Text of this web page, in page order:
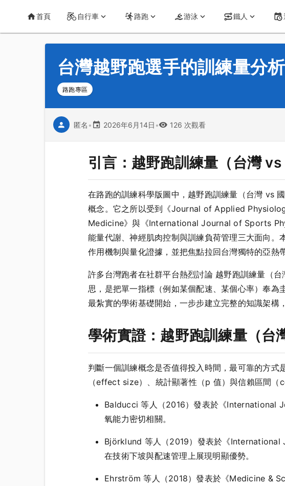
CT Yeh 公路車基地
首頁 自行車 路跑 游泳 鐵人
運動知識 詳情
台灣越野跑選手的訓練量分
路跑專區
匿名 • 2026年6月14日 • 126 次觀看
引言：越野跑訓練量（台灣
在路跑的訓練科學版圖中，越野跑訓練量（台灣 vs
概念。它之所以受到《Journal of Applied
Medicine》與《International Journal of Sports
能量代謝、神經肌肉控制與訓練負荷管理三大面向。
作用機制與量化證據，並把焦點拉回台灣獨特的亞熱
許多台灣跑者在社群平台熱烈討論 越野跑訓練量（
思，是把單一指標（例如某個配速、某個心率）奉
最紮實的學術基礎開始，一步步建立完整的知識架構
學術實證：越野跑訓練量（台
判斷一個訓練概念是否值得投入時間，最可靠的方
（effect size）、統計顯著性（p 值）與信賴區間
Balducci 等人（2016）發表於《International
氧能力密切相關。
Björklund 等人（2019）發表於《
在技術下坡與配速管理上展現明顯優勢。
Ehrström 等人（2018）發表於《Medicine &